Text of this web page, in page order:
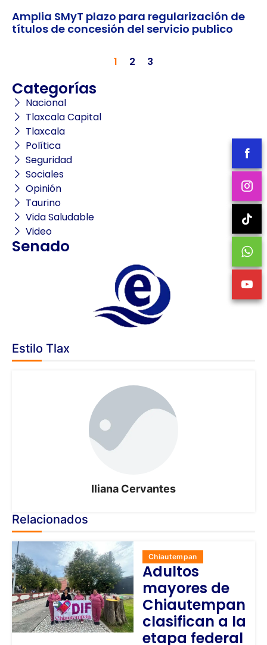
Amplia SMyT plazo para regularización de
títulos de concesión del servicio publico
1 2 3
Categorías
Nacional
Tlaxcala Capital
Tlaxcala
Política
Seguridad
Sociales
Opinión
Taurino
Vida Saludable
Video
Senado
Estilo Tlax
Iliana Cervantes
Relacionados
Chiautempan
Adultos
mayores de
Chiautempan
clasifican a la
etapa federal